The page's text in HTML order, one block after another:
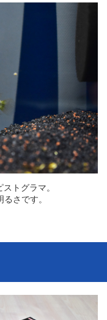
トグラマ。
さです。